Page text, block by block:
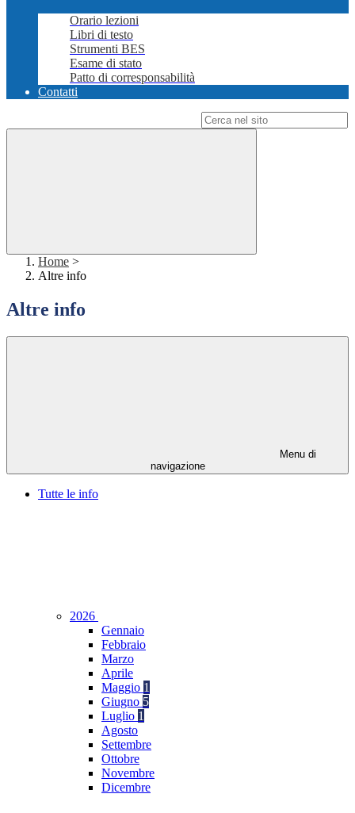
Orario lezioni
Libri di testo
Strumenti BES
Esame di stato
Patto di corresponsabilità
Contatti
Home >
Altre info
Altre info
Menu di
navigazione
Tutte le info
2026
Gennaio
Febbraio
Marzo
Aprile
Maggio 1
Giugno 5
Luglio 1
Agosto
Settembre
Ottobre
Novembre
Dicembre